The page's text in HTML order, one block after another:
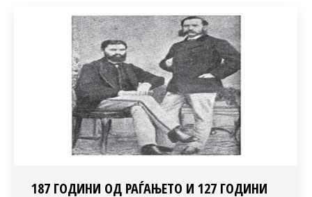
187 ГОДИНИ ОД РАЃАЊЕТО И 127 ГОДИНИ